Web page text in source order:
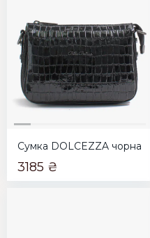
Сумка DOLCEZZA чорна
3185 ₴